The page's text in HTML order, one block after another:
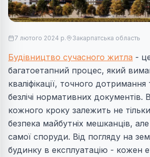
7 лютого 2024 р. Закарпатська область
Будівництво сучасного житла -
багатоетапний процес, який
кваліфікації, точного дотримання
безлічі нормативних документів.
кожного кроку залежить не
безпека майбутніх мешканців, але
самої споруди. Від погляду на
будинку в експлуатацію - кожен